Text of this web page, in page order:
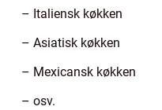
– Italiensk køkken
– Asiatisk køkken
– Mexicansk køkken
– osv.